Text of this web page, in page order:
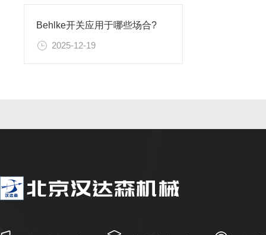
Behlke开关应用于哪些场合?
2025-12-19